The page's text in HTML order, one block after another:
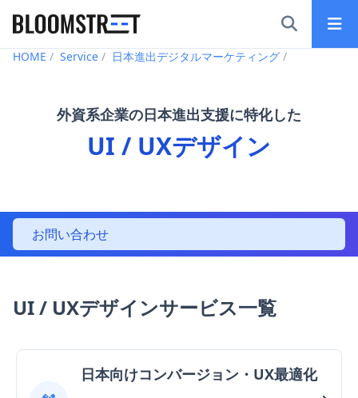
Bloomstreet – Digital Marketing Agency in Tokyo
HOME Service 日本進出デジタルマーケティング
外資系企業の日本進出支援に特化した
UI / UXデザイン
お問い合わせ
UI / UXデザインサービス一覧
日本向けコンバージョン・UX最適化